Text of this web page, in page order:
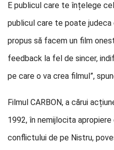
E publicul care te înțelege
publicul care te poate judeca
propus să facem un film
feedback la fel de sincer,
pe care o va crea filmul”,
Filmul CARBON, a cărui
1992, în nemijlocita
conflictului de pe Nistru,